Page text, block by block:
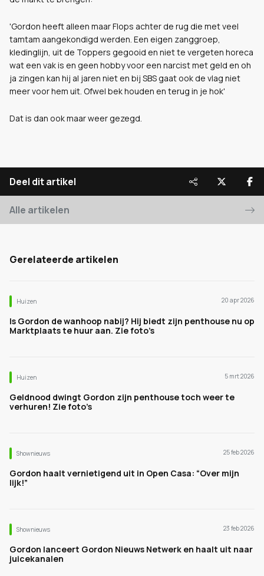
'Gordon heeft alleen maar Flops achter de rug die met veel
tamtam aangekondigd werden. Een eigen zanggroep,
kledinglijn, uit de Toppers gegooid en niet te vergeten horeca
wat een vak is en geen hobby voor een narcist met geld en oh
ja zingen kan hij al jaren niet en bij SBS gaat ook de vlag niet
meer voor hem uit. Ofwel bek houden en terug in je hok'
Dat is dan ook maar weer gezegd.
Deel dit artikel
Alle artikelen
Gerelateerde artikelen
Huizen 20 apr 2026
Is Gordon de wanhoop nabij? Hij biedt zijn penthouse nu op
Marktplaats te huur aan. Zie foto’s
Huizen 5 mrt 2026
Geldnood dwingt Gordon zijn penthouse toch weer te
verhuren! Zie foto’s
Shownieuws 25 feb 2026
Gordon haalt vernietigend uit in Open Casa: “Over mijn
lijk!”
Shownieuws 23 feb 2026
Gordon lanceert Gordon Nieuws Netwerk en haalt uit naar
juicekanalen